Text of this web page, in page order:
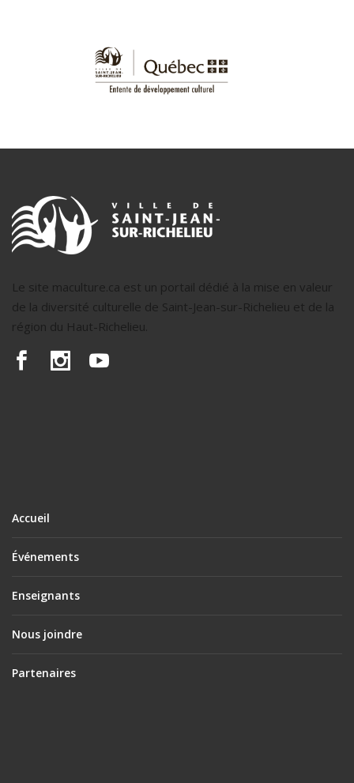
Le site maculture.ca est un portail dédié à la mise en valeur
de la diversité culturelle de Saint-Jean-sur-Richelieu et de la
région du Haut-Richelieu.
Accueil
Événements
Enseignants
Nous joindre
Partenaires